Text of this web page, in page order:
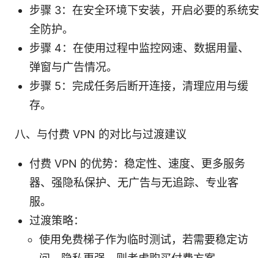
步骤 3：在安全环境下安装，开启必要的系统安
全防护。
步骤 4：在使用过程中监控网速、数据用量、
弹窗与广告情况。
步骤 5：完成任务后断开连接，清理应用与缓
存。
八、与付费 VPN 的对比与过渡建议
付费 VPN 的优势：稳定性、速度、更多服务
器、强隐私保护、无广告与无追踪、专业客
服。
过渡策略：
使用免费梯子作为临时测试，若需要稳定访